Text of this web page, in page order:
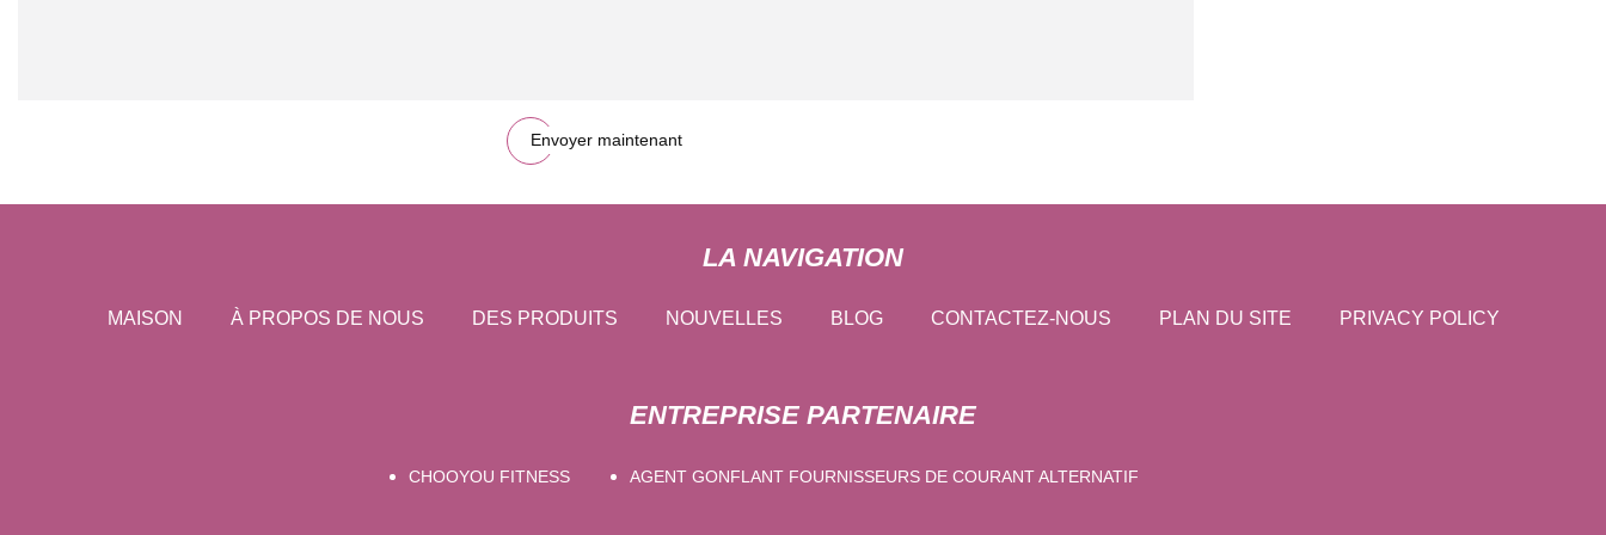
Envoyer maintenant
LA NAVIGATION
MAISON À PROPOS DE NOUS DES PRODUITS NOUVELLES BLOG CONTACTEZ-NOUS PLAN DU SITE PRIVACY POLICY
ENTREPRISE PARTENAIRE
CHOOYOU FITNESS AGENT GONFLANT FOURNISSEURS DE COURANT ALTERNATIF